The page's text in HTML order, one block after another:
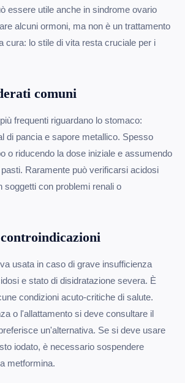
essere utile anche in sindrome ovario
alcuni ormoni, ma non è un trattamento
cura: lo stile di vita resta cruciale per i
comuni
frequenti riguardano lo stomaco:
di pancia e sapore metallico. Spesso
o riducendo la dose iniziale e assumendo
Raramente può verificarsi acidosi
soggetti con problemi renali o
usata in caso di grave insufficienza
e stato di disidratazione severa. È
condizioni acuto-critiche di salute.
o l'allattamento si deve consultare il
un'alternativa. Se si deve usare
iodato, è necessario sospendere
metformina.